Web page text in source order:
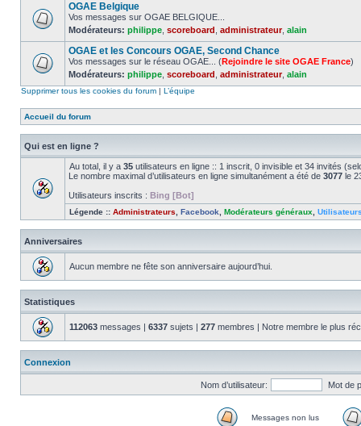
OGAE Belgique
Vos messages sur OGAE BELGIQUE...
Modérateurs: philippe scoreboard administrateur, alain
OGAE et les Concours OGAE, Second Chance
Vos messages sur le réseau OGAE... (Rejoindre le site OGAE France)
Modérateurs: philippe scoreboard administrateur, alain
Supprimer tous les cookies du forum | L’équipe
Accueil du forum
Qui est en ligne ?
Au total, il y a 35 utilisateurs en ligne :: 1 inscrit, 0 invisible et 34 invités
Le nombre maximal d’utilisateurs en ligne simultanément a été de 3077 le
Utilisateurs inscrits : Bing [Bot]
Légende :: Administrateurs Facebook Modérateurs généraux
Anniversaires
Aucun membre ne fête son anniversaire aujourd’hui.
Statistiques
112063 messages | 6337 sujets | 277 membres | Notre membre le plus
Connexion
Nom d’utilisateur: Mot de
Messages non lus